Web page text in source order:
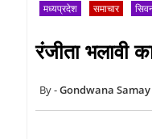
मध्यप्रदेश समाचार
रंजीता भलावी
Gondwana Samay